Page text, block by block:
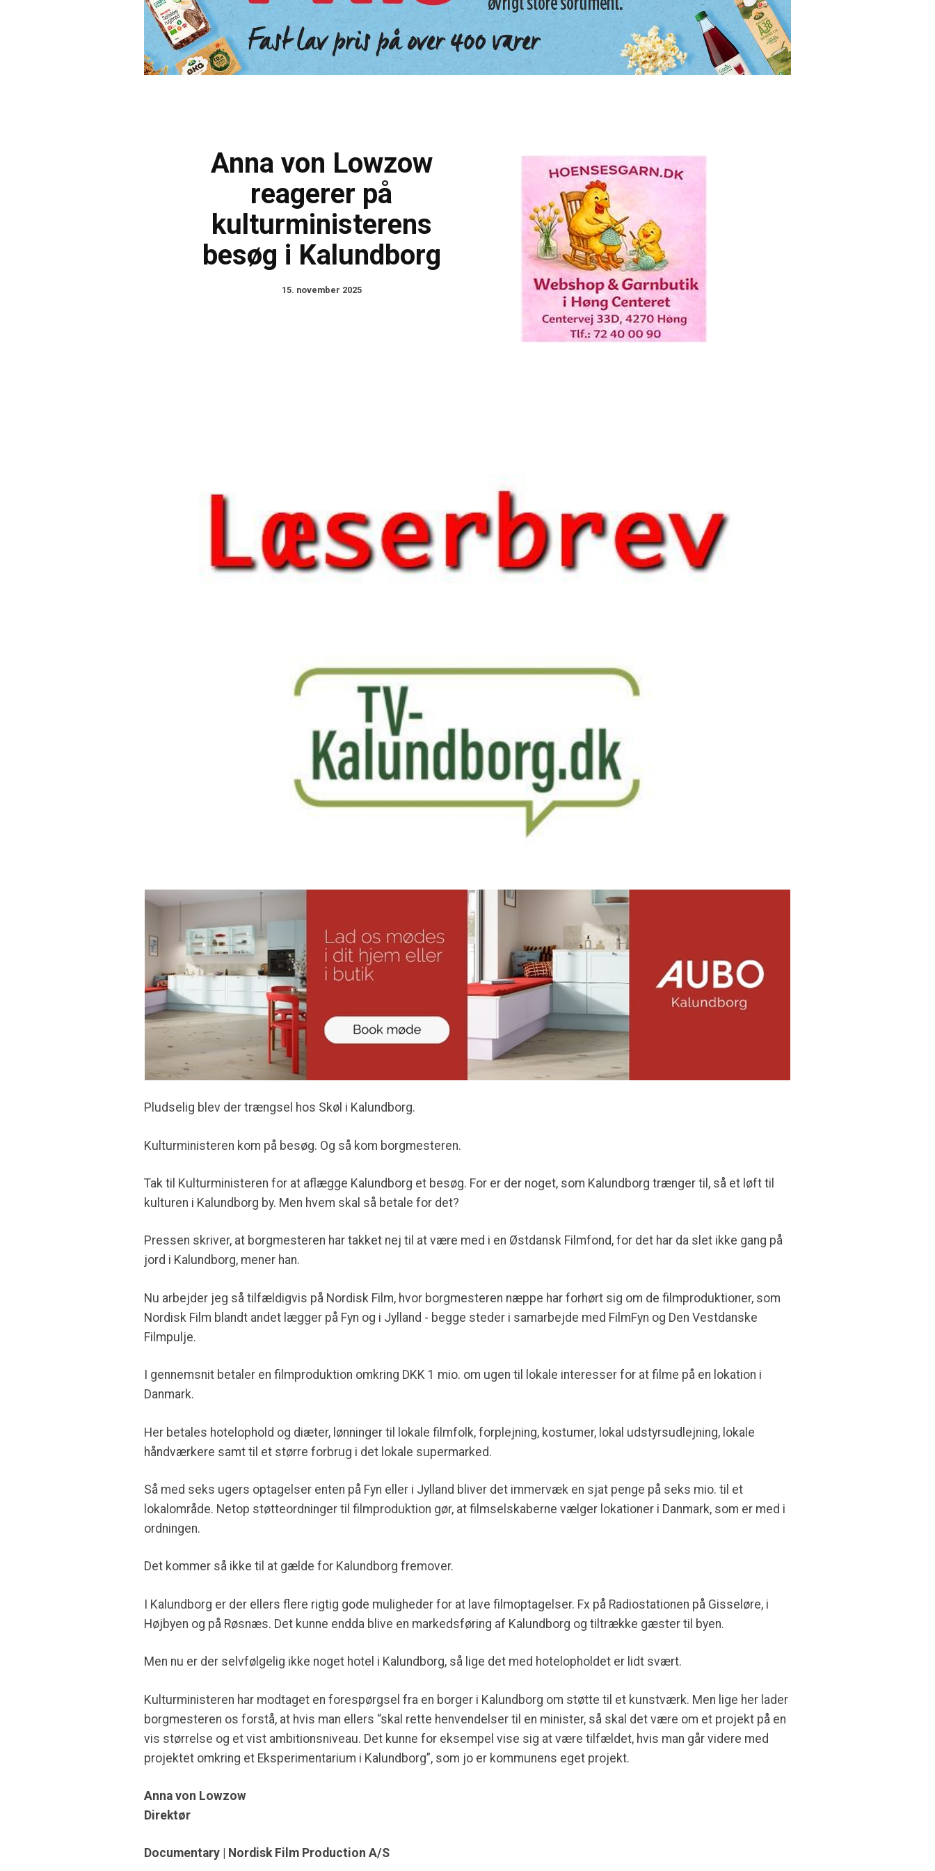
Anna von Lowzow
reagerer på
kulturministerens
besøg i Kalundborg
15. november 2025
Pludselig blev der trængsel hos Skøl i Kalundborg.
Kulturministeren kom på besøg. Og så kom borgmesteren.
Tak til Kulturministeren for at aflægge Kalundborg et besøg. For er der noget, som Kalundborg trænger til, så et løft til
kulturen i Kalundborg by. Men hvem skal så betale for det?
Pressen skriver, at borgmesteren har takket nej til at være med i en Østdansk Filmfond, for det har da slet ikke gang på
jord i Kalundborg, mener han.
Nu arbejder jeg så tilfældigvis på Nordisk Film, hvor borgmesteren næppe har forhørt sig om de filmproduktioner, som
Nordisk Film blandt andet lægger på Fyn og i Jylland - begge steder i samarbejde med FilmFyn og Den Vestdanske
Filmpulje.
I gennemsnit betaler en filmproduktion omkring DKK 1 mio. om ugen til lokale interesser for at filme på en lokation i
Danmark.
Her betales hotelophold og diæter, lønninger til lokale filmfolk, forplejning, kostumer, lokal udstyrsudlejning, lokale
håndværkere samt til et større forbrug i det lokale supermarked.
Så med seks ugers optagelser enten på Fyn eller i Jylland bliver det immervæk en sjat penge på seks mio. til et
lokalområde. Netop støtteordninger til filmproduktion gør, at filmselskaberne vælger lokationer i Danmark, som er med i
ordningen.
Det kommer så ikke til at gælde for Kalundborg fremover.
I Kalundborg er der ellers flere rigtig gode muligheder for at lave filmoptagelser. Fx på Radiostationen på Gisseløre, i
Højbyen og på Røsnæs. Det kunne endda blive en markedsføring af Kalundborg og tiltrække gæster til byen.
Men nu er der selvfølgelig ikke noget hotel i Kalundborg, så lige det med hotelopholdet er lidt svært.
Kulturministeren har modtaget en forespørgsel fra en borger i Kalundborg om støtte til et kunstværk. Men lige her lader
borgmesteren os forstå, at hvis man ellers “skal rette henvendelser til en minister, så skal det være om et projekt på en
vis størrelse og et vist ambitionsniveau. Det kunne for eksempel vise sig at være tilfældet, hvis man går videre med
projektet omkring et Eksperimentarium i Kalundborg”, som jo er kommunens eget projekt.
Anna von Lowzow
Direktør
Documentary | Nordisk Film Production A/S